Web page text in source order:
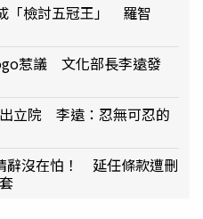
「檢討五冠王」 羅智
惹議 文化部長李遠發
立院 李遠：忍無可忍的
辭沒在怕！ 延任條款遭刪